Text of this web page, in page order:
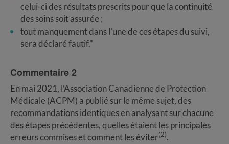
celui-ci des résultats prescrits pour que la continuité
des soins soit assurée ;
tout manquement dans l’une de ces étapes du suivi,
sera déclaré fautif."
Commentaire 2
En mai 2021, l’Association Canadienne de Protection
Médicale (ACPM) a publié sur le même sujet, des
recommandations identiques en analysant sur chacune
des étapes précédentes, quelles étaient les principales
erreurs commises et comment les éviter(2).